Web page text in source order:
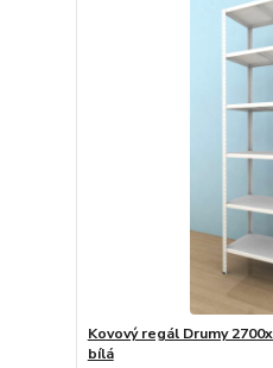
Kovový regál Drumy
bílá